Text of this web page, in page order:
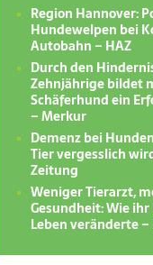
Region Hannover:
Hundewelpen bei
Autobahn – HAZ
Durch den
Zehnjährige bildet
Schäferhund ein
– Merkur
Demenz bei
Tier vergesslich
Zeitung
Weniger Tierarzt,
Gesundheit: Wie
Leben veränderte